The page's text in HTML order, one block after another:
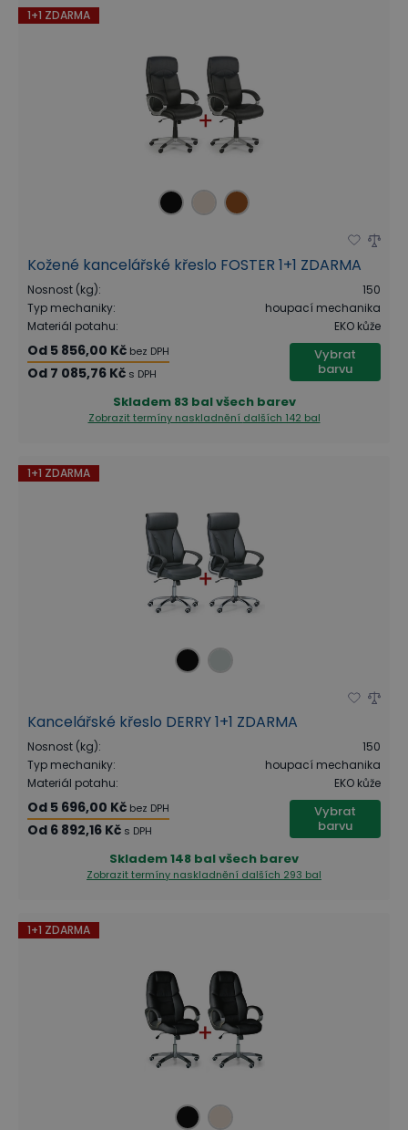
1+1 ZDARMA
Kožené kancelářské křeslo FOSTER 1+1 ZDARMA
Nosnost (kg):
150
Typ mechaniky:
houpací mechanika
Materiál potahu: EKO kůže
Od 5 856,00 Kč bez DPH
Od 7 085,76 Kč s DPH
Vybrat
barvu
Skladem 83 bal všech barev
Zobrazit termíny naskladnění dalších 142 bal
1+1 ZDARMA
Kancelářské křeslo DERRY 1+1 ZDARMA
Nosnost (kg):
150
Typ mechaniky:
houpací mechanika
Materiál potahu: EKO kůže
Od 5 696,00 Kč bez DPH
Od 6 892,16 Kč s DPH
Vybrat
barvu
Skladem148 bal všech barev
Zobrazit termíny naskladnění dalších 293 bal
1+1 ZDARMA